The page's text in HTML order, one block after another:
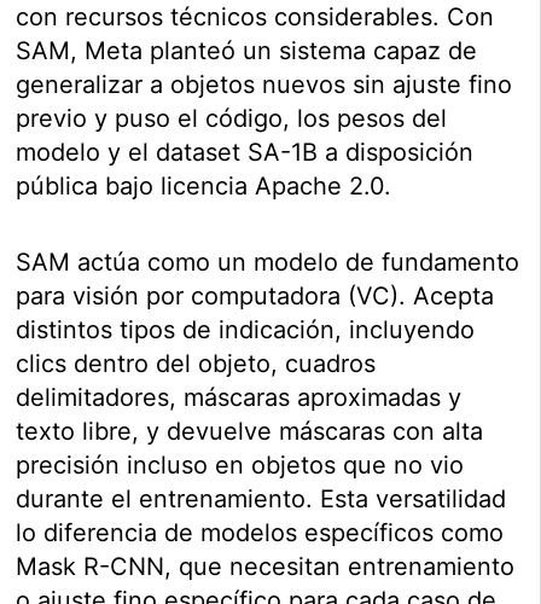
con recursos técnicos considerables. Con
SAM, Meta planteó un sistema capaz de
generalizar a objetos nuevos sin ajuste fino
previo y puso el código, los pesos del
modelo y el dataset SA-1B a disposición
pública bajo licencia Apache 2.0.
SAM actúa como un modelo de fundamento
para visión por computadora (VC). Acepta
distintos tipos de indicación, incluyendo
clics dentro del objeto, cuadros
delimitadores, máscaras aproximadas y
texto libre, y devuelve máscaras con alta
precisión incluso en objetos que no vio
durante el entrenamiento. Esta versatilidad
lo diferencia de modelos específicos como
Mask R-CNN, que necesitan entrenamiento